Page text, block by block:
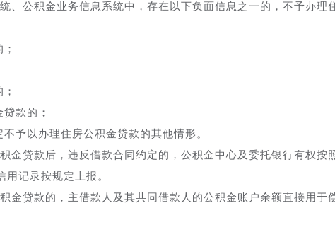
、公积金业务信息系统中，存在以下负面信息之一的，不予办理
款的；
予以办理住房公积金贷款的其他情形。
金贷款后，违反借款合同约定的，公积金中心及委托银行有权按
记录按规定上报。
金贷款的，主借款人及其共同借款人的公积金账户余额直接用于